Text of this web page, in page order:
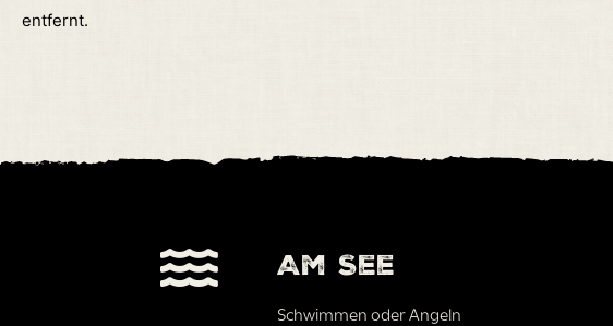
entfernt.
Am See
Schwimmen oder Angeln